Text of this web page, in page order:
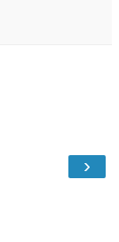
›